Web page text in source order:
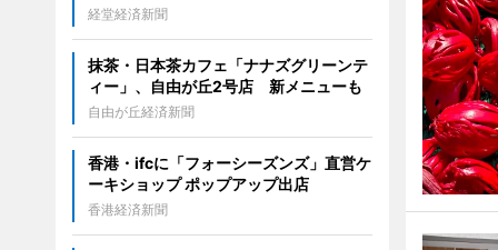
経堂経済新聞
抹茶・日本茶カフェ「ナナズグリーンテ
ィー」、自由が丘2号店 新メニューも
自由が丘経済新聞
香港・ifcに「フォーシーズンズ」直営ケ
ーキショップ ポップアップ出店
香港経済新聞